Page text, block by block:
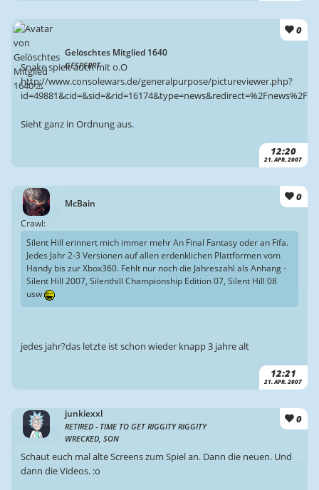
Gelöschtes Mitglied 1640
GESPERRT
0
12:20
21. APR. 2007
Snake spielt auch mit o.O
http://www.consolewars.de/generalpurpose/pictureviewer.php?
Sieht ganz in Ordnung aus.
McBain
0
12:21
21. APR. 2007
Crawl:
Silent Hill erinnert mich immer mehr An Final Fantasy oder an Fifa.
Jedes Jahr 2-3 Versionen auf allen erdenklichen Plattformen vom
Handy bis zur Xbox360. Fehlt nur noch die Jahreszahl als Anhang -
Silent Hill 2007, Silenthill Championship Edition 07, Silent Hill 08
usw
jedes jahr?das letzte ist schon wieder knapp 3 jahre alt
junkiexxl
RETIRED - TIME TO GET RIGGITY RIGGITY
WRECKED, SON
0
Schaut euch mal alte Screens zum Spiel an. Dann die neuen. Und
dann die Videos. :o